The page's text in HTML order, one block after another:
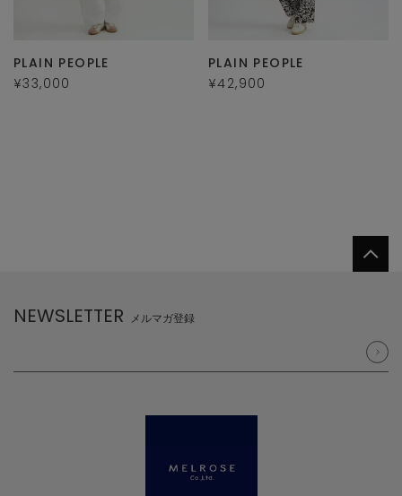
PLAIN PEOPLE
¥33,000
PLAIN PEOPLE
¥42,900
NEWSLETTER メルマガ登録